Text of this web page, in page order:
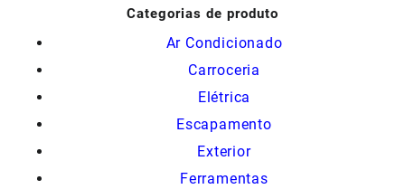
Categorias de produto
Ar Condicionado
Carroceria
Elétrica
Escapamento
Exterior
Ferramentas